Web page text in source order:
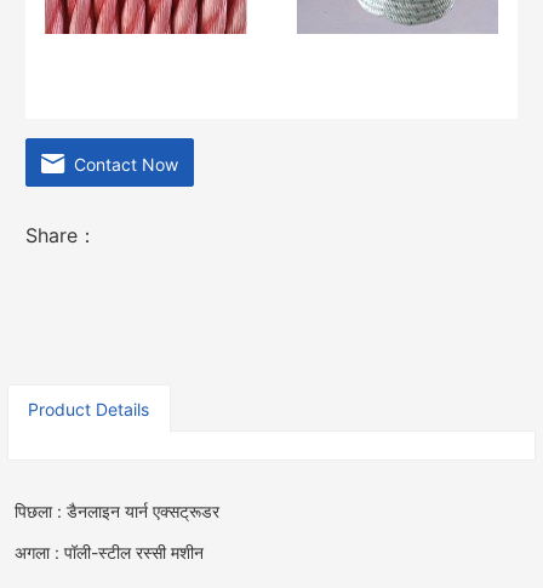
Contact Now
Share：
Product Details
पिछला : डैनलाइन यार्न एक्सट्रूडर
अगला : पॉली-स्टील रस्सी मशीन